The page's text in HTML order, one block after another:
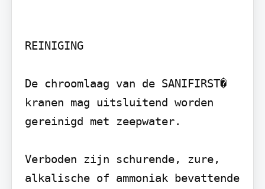
REINIGING
De chroomlaag van de SANIFIRST�
kranen mag uitsluitend worden
gereinigd met zeepwater.
Verboden zijn schurende, zure,
alkalische of ammoniak bevattende